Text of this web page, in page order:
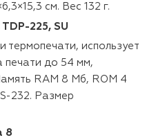
см. Вес 132 г.
225, SU
термопечати, использует
печати до 54 мм,
RAM 8 Мб, ROM 4
232. Размер
8